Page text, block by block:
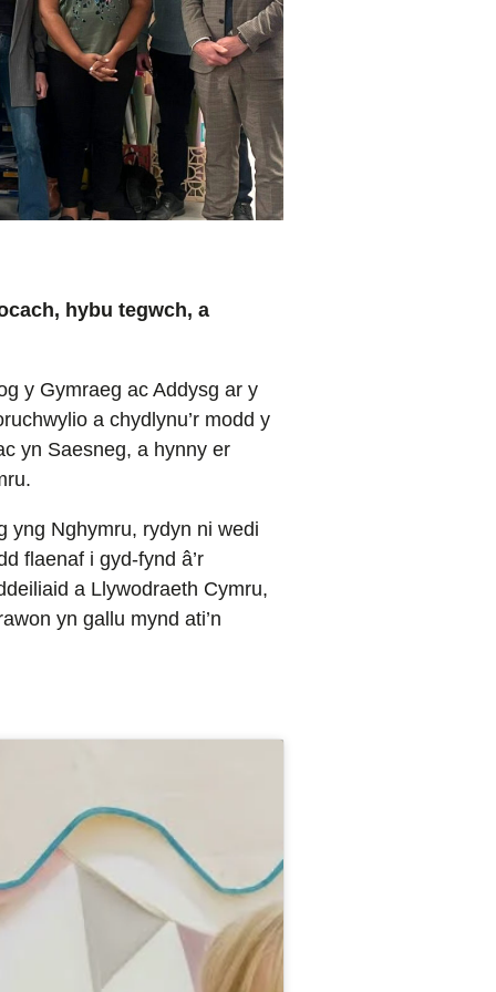
hybu tegwch, a
y Gymraeg ac Addysg ar y
a chydlynu’r modd y
yn Saesneg, a hynny er
yng Nghymru, rydyn ni wedi
flaenaf i gyd-fynd â’r
a Llywodraeth Cymru,
yn gallu mynd ati’n